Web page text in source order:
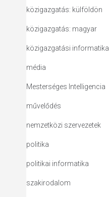
közigazgatás: külföldön
közigazgatás: magyar
közigazgatási informatika
média
Mesterséges Intelligencia
művelődés
nemzetközi szervezetek
politika
politikai informatika
szakirodalom